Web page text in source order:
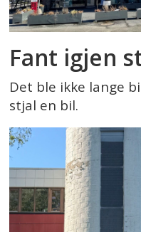
Fant igjen
Det ble ikke lange
stjal en bil.